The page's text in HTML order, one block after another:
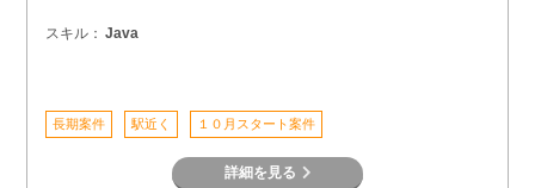
スキル： Java
長期案件 駅近く １０月スタート案件
詳細を見る